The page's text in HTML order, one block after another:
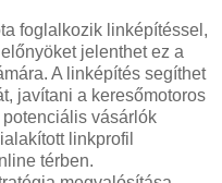
foglalkozik linképítéssel,
jelenthet ez a
A linképítés segíthet
javítani a keresőmotoros
vásárlók
linkprofil
térben.